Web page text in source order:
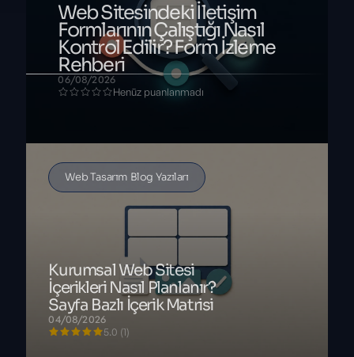
Öne çıkan blog yazıları
Web Sitesindeki İletişim
Formlarının Çalıştığı Nasıl
Kontrol Edilir? Form İzleme
Rehberi
06/08/2026
Henüz puanlanmadı
Web Tasarım Blog Yazıları
Kurumsal Web Sitesi
İçerikleri Nasıl Planlanır?
Sayfa Bazlı İçerik Matrisi
04/08/2026
5.0 (1)